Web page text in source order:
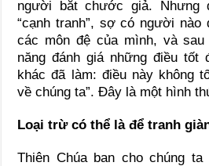
người bắt chước giả. Nhưng
“cạnh tranh”, sợ có người nào
các môn đệ của mình, và
năng đánh giá những điều tốt
khác đã làm: điều này không
về chúng ta”. Đây là một hình
Loại trừ có thể là để tranh
Thiên Chúa ban cho chúng